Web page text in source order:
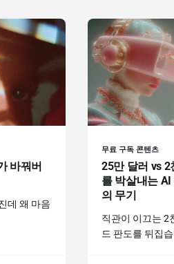
바꿔버
데 왜 마음
무료 구독 콘텐츠
25만 달러 vs
를 박살내는
의 무기
직관이 이끄는 2
드 판도를 뒤집